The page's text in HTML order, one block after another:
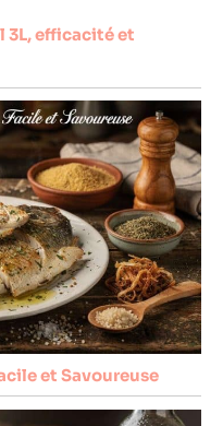
3L, efficacité et
et Savoureuse